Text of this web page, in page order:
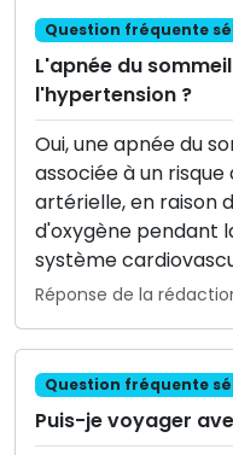
Question fréquente
L'apnée du
l'hypertension ?
Oui, une apnée du
associée à un
artérielle, en raison
d'oxygène pendant
système
Réponse de la
Question fréquente
Puis-je voyager